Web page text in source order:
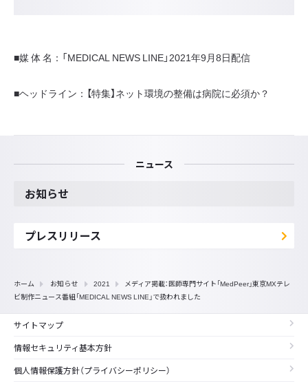
■媒 体 名：「MEDICAL NEWS LINE」2021年9月8日配信
■ヘッドライン：【特集】ネット環境の整備は病院に必須か？
ニュース
お知らせ
プレスリリース
ホーム お知らせ 2021
メディア掲載：医師専門サイト「MedPeer」東京MXテレ
ビ制作ニュース番組「MEDICAL NEWS LINE」で扱われました
サイトマップ
情報セキュリティ基本方針
個人情報保護方針（プライバシーポリシー）